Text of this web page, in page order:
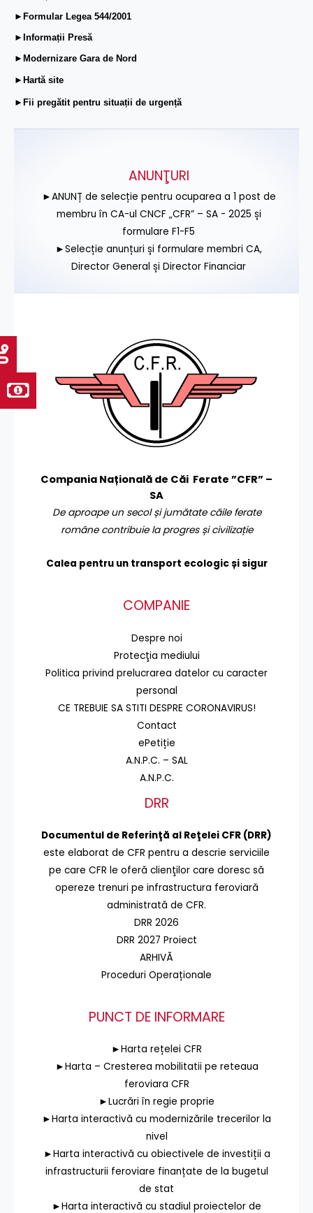
►Formular Legea 544/2001
►Informații Presă
►Modernizare Gara de Nord
►Hartă site
►Fii pregătit pentru situații de urgență
ANUNŢURI
►ANUNȚ de selecție pentru ocuparea a 1 post de
membru în CA-ul CNCF „CFR” – SA - 2025 și
formulare F1-F5
►Selecție anunțuri și formulare membri CA,
Director General și Director Financiar
Compania Națională de Căi Ferate ”CFR” –
SA
De aproape un secol și jumătate căile ferate
române contribuie la progres și civilizație
Calea pentru un transport ecologic și sigur
COMPANIE
Despre noi
Protecţia mediului
Politica privind prelucrarea datelor cu caracter
personal
CE TREBUIE SA STITI DESPRE CORONAVIRUS!
Contact
ePetiție
A.N.P.C. – SAL
A.N.P.C.
DRR
Documentul de Referinţă al Reţelei CFR (DRR)
este elaborat de CFR pentru a descrie serviciile
pe care CFR le oferă clienţilor care doresc să
opereze trenuri pe infrastructura feroviară
administrată de CFR.
DRR 2026
DRR 2027 Proiect
ARHIVĂ
Proceduri Operaționale
PUNCT DE INFORMARE
►Harta rețelei CFR
►Harta – Cresterea mobilitatii pe reteaua
feroviara CFR
►Lucrări în regie proprie
►Harta interactivă cu modernizările trecerilor la
nivel
►Harta interactivă cu obiectivele de investiții a
infrastructurii feroviare finanțate de la bugetul
de stat
►Harta interactivă cu stadiul proiectelor de